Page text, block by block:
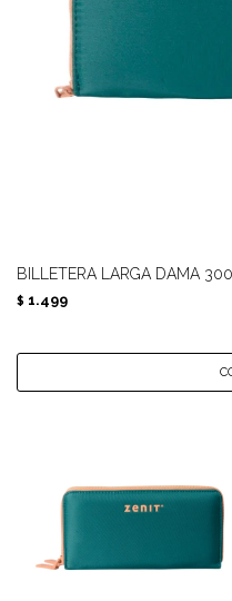
BILLETERA LARGA DAMA
$ 1.499